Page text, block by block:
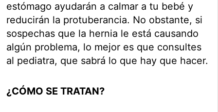
estómago ayudarán a calmar a tu bebé y
reducirán la protuberancia. No obstante, si
sospechas que la hernia le está causando
algún problema, lo mejor es que consultes
al pediatra, que sabrá lo que hay que hacer.
¿CÓMO SE TRATAN?